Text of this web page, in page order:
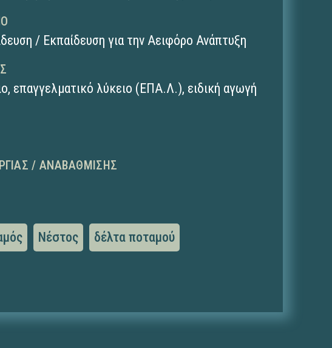
/ Εκπαίδευση για την Αειφόρο Ανάπτυξη
, επαγγελματικό λύκειο (ΕΠΑ.Λ.), ειδική αγωγή
/ ΑΝΑΒΆΘΜΙΣΗΣ
Νέστος δέλτα ποταμού